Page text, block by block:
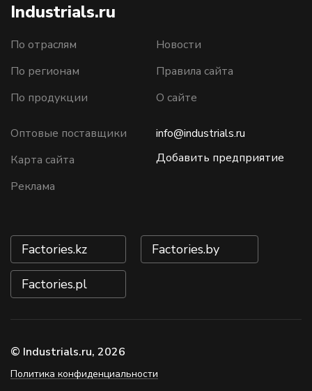
Industrials.ru
По отраслям
По регионам
По продукции
Новости
Правила сайта
О сайте
Оптовые поставщики
Карта сайта
Реклама
info@industrials.ru
Добавить предприятие
Factories.kz Factories.by
Factories.pl
© Industrials.ru, 2026
Политика конфиденциальности